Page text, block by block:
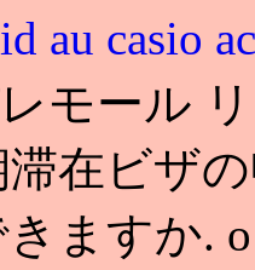
au casio
モール
滞在ビザ
ますか.